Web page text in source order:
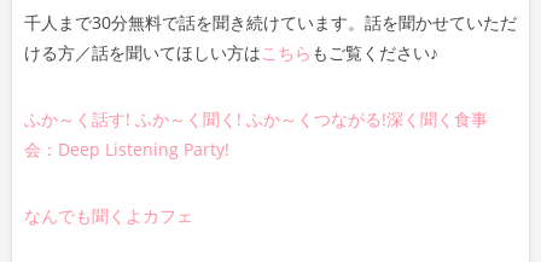
千人まで30分無料で話を聞き続けています。話を聞かせていただ
ける方／話を聞いてほしい方はこちら もご覧ください♪
ふか～く話す! ふか～く聞く! ふか～くつながる!深く聞く食事
会：Deep Listening Party!
なんでも聞くよカフェ